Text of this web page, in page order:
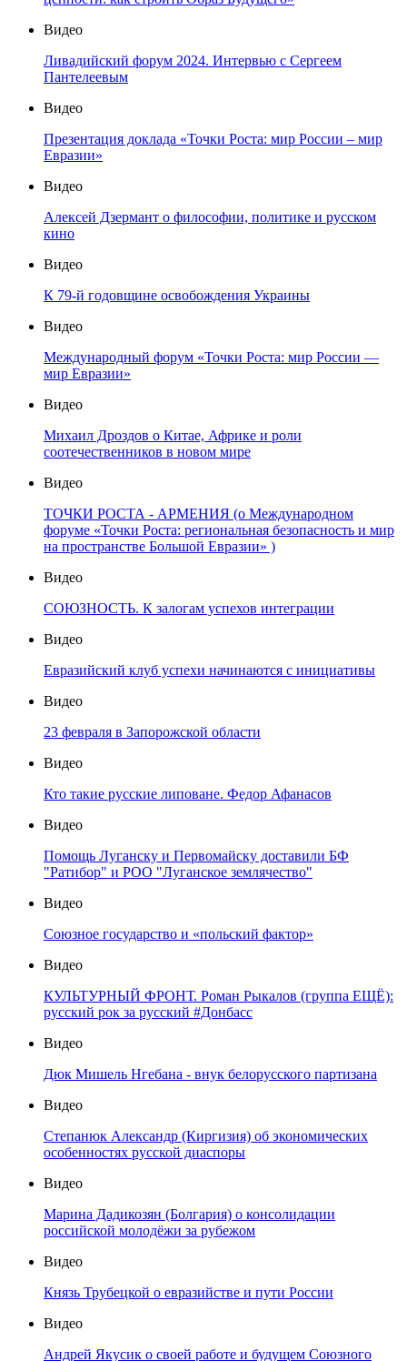
Видео
Ливадийский форум 2024. Интервью с Сергеем
Пантелеевым
Видео
Презентация доклада «Точки Роста: мир России – мир
Евразии»
Видео
Алексей Дзермант о философии, политике и русском
кино
Видео
К 79-й годовщине освобождения Украины
Видео
Международный форум «Точки Роста: мир России —
мир Евразии»
Видео
Михаил Дроздов о Китае, Африке и роли
соотечественников в новом мире
Видео
ТОЧКИ РОСТА - АРМЕНИЯ (о Международном
форуме «Точки Роста: региональная безопасность и мир
на пространстве Большой Евразии» )
Видео
СОЮЗНОСТЬ. К залогам успехов интеграции
Видео
Евразийский клуб успехи начинаются с инициативы
Видео
23 февраля в Запорожской области
Видео
Кто такие русские липоване. Федор Афанасов
Видео
Помощь Луганску и Первомайску доставили БФ
"Ратибор" и РОО "Луганское землячество"
Видео
Союзное государство и «польский фактор»
Видео
КУЛЬТУРНЫЙ ФРОНТ. Роман Рыкалов (группа ЕЩЁ):
русский рок за русский #Донбасс
Видео
Дюк Мишель Нгебана - внук белорусского партизана
Видео
Степанюк Александр (Киргизия) об экономических
особенностях русской диаспоры
Видео
Марина Дадикозян (Болгария) о консолидации
российской молодёжи за рубежом
Видео
Князь Трубецкой о евразийстве и пути России
Видео
Андрей Якусик о своей работе и будущем Союзного